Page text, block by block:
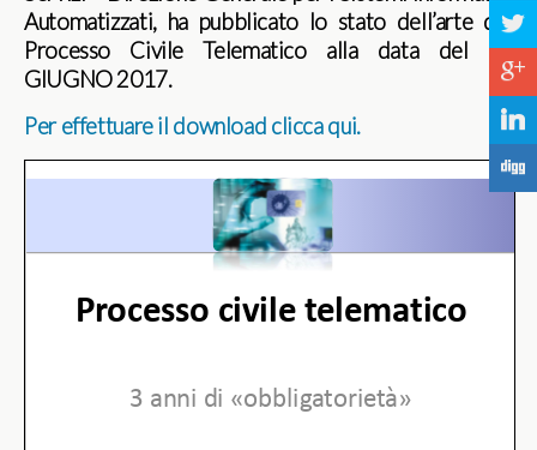
Automatizzati, ha pubblicato lo stato dell’arte del
Processo Civile Telematico alla data del 30
GIUGNO 2017.
Per effettuare il download clicca qui.
a
c
j
F